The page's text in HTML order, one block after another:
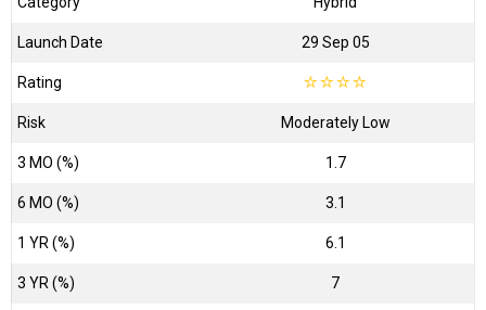
Launch Date 29 Sep 05
Rating ☆☆☆☆
Risk Moderately Low
3 MO (%) 1.7
6 MO (%) 3.1
1 YR (%) 6.1
3 YR (%) 7